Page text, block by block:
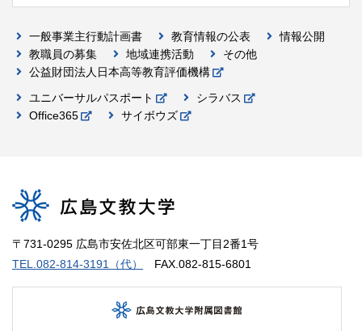
一般事業主行動計画書 教育情報の公表
情報公開
教職員の募集
地域連携活動
その他
公益財団法人日本高等教育評価機構
ユニバーサルパスポート
シラバス
Office365
サイボウズ
〒731-0295 広島市安佐北区可部東一丁目2番1号
TEL.082-814-3191（代）
FAX.082-815-6801